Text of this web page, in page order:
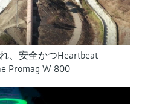
、安全かつHeartbeat
Promag W 800